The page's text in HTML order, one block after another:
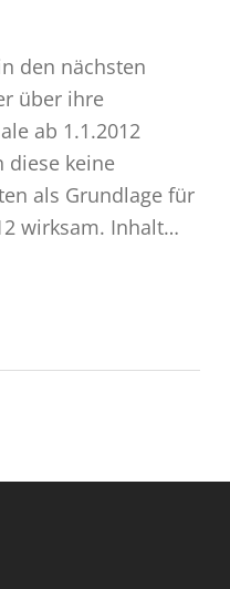
den nächsten
über ihre
ab 1.1.2012
diese keine
als Grundlage für
wirksam. Inhalt…